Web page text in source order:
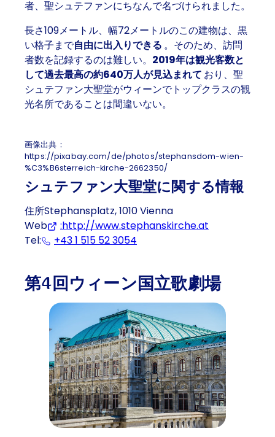
者、聖シュテファンにちなんで名づけられました。
長さ109メートル、幅72メートルのこの建物は、黒
い格子まで自由に出入りできる 。そのため、訪問
者数を記録するのは難しい。 2019年は観光客数と
して過去最高の約640万人が見込まれて おり、聖
シュテファン大聖堂がウィーンでトップクラスの観
光名所であることは間違いない。
画像出典：
https://pixabay.com/de/photos/stephansdom-wien-
%C3%B6sterreich-kirche-2662350/
シュテファン大聖堂に関する情報
住所Stephansplatz, 1010 Vienna
Web
:http://www.stephanskirche.at
Tel:
+43 1 515 52 3054
第4回ウィーン国立歌劇場